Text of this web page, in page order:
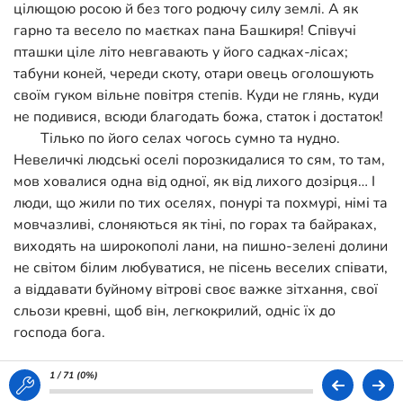
цілющою росою й без того родючу силу землі. А як
гарно та весело по маєтках пана Башкиря! Співучі
пташки ціле літо невгавають у його садках-лісах;
табуни коней, череди скоту, отари овець оголошують
своїм гуком вільне повітря степів. Куди не глянь, куди
не подивися, всюди благодать божа, статок і достаток!
Тілько по його селах чогось сумно та нудно.
Невеличкі людські оселі порозкидалися то сям, то там,
мов ховалися одна від одної, як від лихого дозірця… І
люди, що жили по тих оселях, понурі та похмурі, німі та
мовчазливі, слоняються як тіні, по горах та байраках,
виходять на широкополі лани, на пишно-зелені долини
не світом білим любуватися, не пісень веселих співати,
а віддавати буйному вітрові своє важке зітхання, свої
сльози кревні, щоб він, легкокрилий, одніс їх до
господа бога.
пошли, або волю дай! - від краю й до краю по
Башкиревих маєтках ходило й голосило людське
1 / 71 (0%)